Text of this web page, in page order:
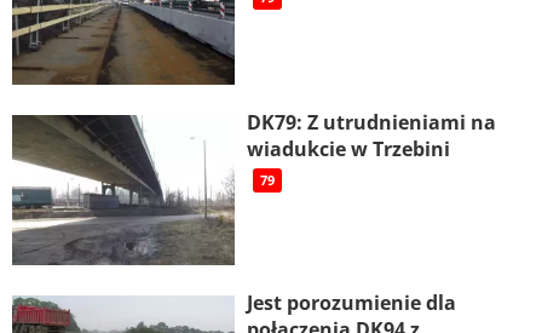
DK79: Z utrudnieniami na
wiadukcie w Trzebini
79
Jest porozumienie dla